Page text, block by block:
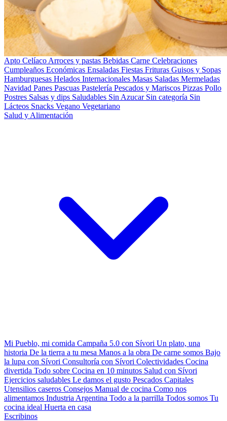
Apto Celíaco Arroces y pastas Bebidas Carne Celebraciones
Cumpleaños Económicas Ensaladas Fiestas Frituras Guisos y Sopas
Hamburguesas Helados Internacionales Masas Saladas Mermeladas
Navidad Panes Pascuas Pastelería Pescados y Mariscos Pizzas Pollo
Postres Salsas y dips Saludables Sin Azucar Sin categoría Sin
Lácteos Snacks Vegano Vegetariano
Salud y Alimentación
Mi Pueblo, mi comida Campaña 5.0 con Sívori Un plato, una
historia De la tierra a tu mesa Manos a la obra De carne somos Bajo
la lupa con Sívori Consultoría con Sívori Colectividades Cocina
divertida Todo sobre Cocina en 10 minutos Salud con Sívori
Ejercicios saludables Le damos el gusto Pescados Capitales
Utensilios caseros Consejos Manual de cocina Como nos
alimentamos Industria Argentina Todo a la parrilla Todos somos Tu
cocina ideal Huerta en casa
Escribinos